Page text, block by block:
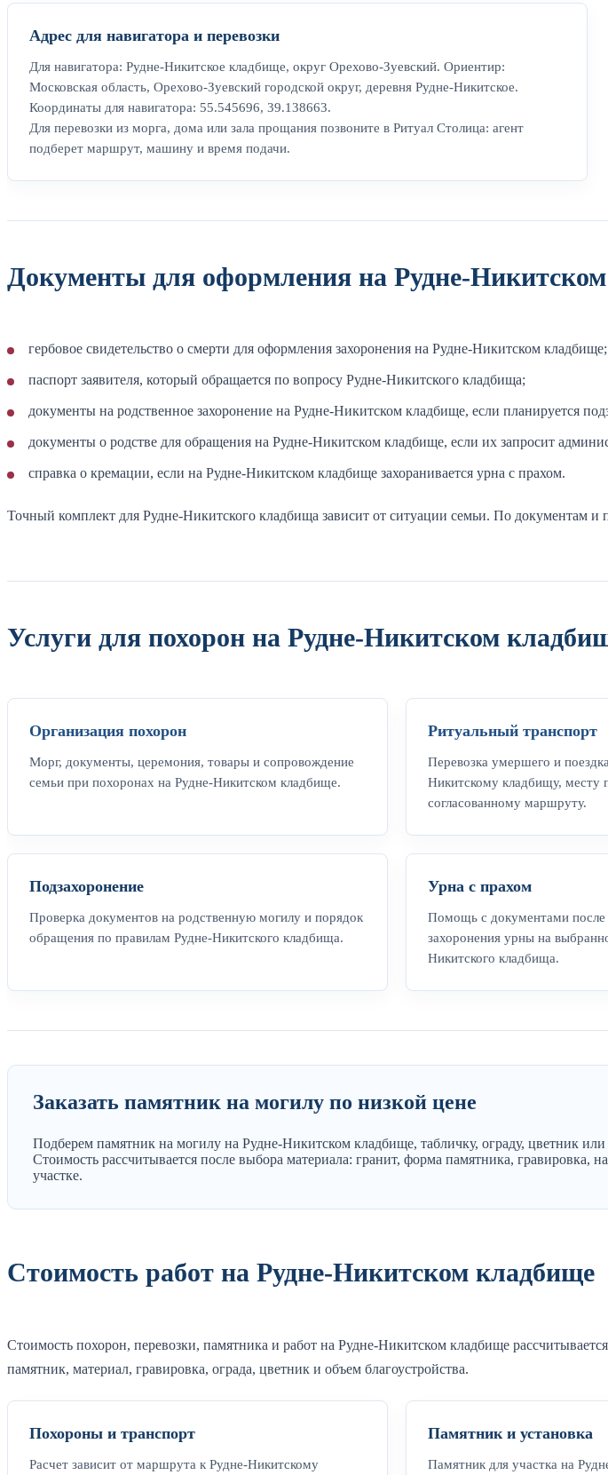
Адрес для навигатора и перевозки
Для навигатора: Рудне-Никитское кладбище, округ Орехово-Зуевский. Ориентир:
Московская область, Орехово-Зуевский городской округ, деревня Рудне-Никитское.
Координаты для навигатора: 55.545696, 39.138663.
Для перевозки из морга, дома или зала прощания позвоните в Ритуал Столица: агент
подберет маршрут, машину и время подачи.
Документы для оформления на Рудне-
гербовое свидетельство о смерти для оформления захоронения на Рудне-Никитском кладбище;
паспорт заявителя, который обращается по вопросу Рудне-Никитского кладбища;
документы на родственное захоронение на Рудне-Никитском кладбище, если планируется
документы о родстве для обращения на Рудне-Никитском кладбище, если их запросит
справка о кремации, если на Рудне-Никитском кладбище захоранивается урна с прахом.
Точный комплект для Рудне-Никитского кладбища зависит от ситуации семьи. По документам и
Услуги для похорон на Рудне-Никитском
Организация похорон
Морг, документы, церемония, товары и сопровождение
семьи при похоронах на Рудне-Никитском кладбище.
Ритуальный транспорт
Перевозка умершего и
Никитскому кладбищу, месту
согласованному маршруту.
Подзахоронение
Проверка документов на родственную могилу и порядок
обращения по правилам Рудне-Никитского кладбища.
Урна с прахом
Помощь с документами
захоронения урны на
Никитского кладбища.
Заказать памятник на могилу по низкой цене
Подберем памятник на могилу на Рудне-Никитском кладбище, табличку, ограду, цветник или
Стоимость рассчитывается после выбора материала: гранит, форма памятника, гравировка,
участке.
Стоимость работ на Рудне-Никитском кладбище
Стоимость похорон, перевозки, памятника и работ на Рудне-Никитском кладбище
памятник, материал, гравировка, ограда, цветник и объем благоустройства.
Похороны и транспорт
Расчет зависит от маршрута к Рудне-Никитскому
Памятник и установка
Памятник для участка на